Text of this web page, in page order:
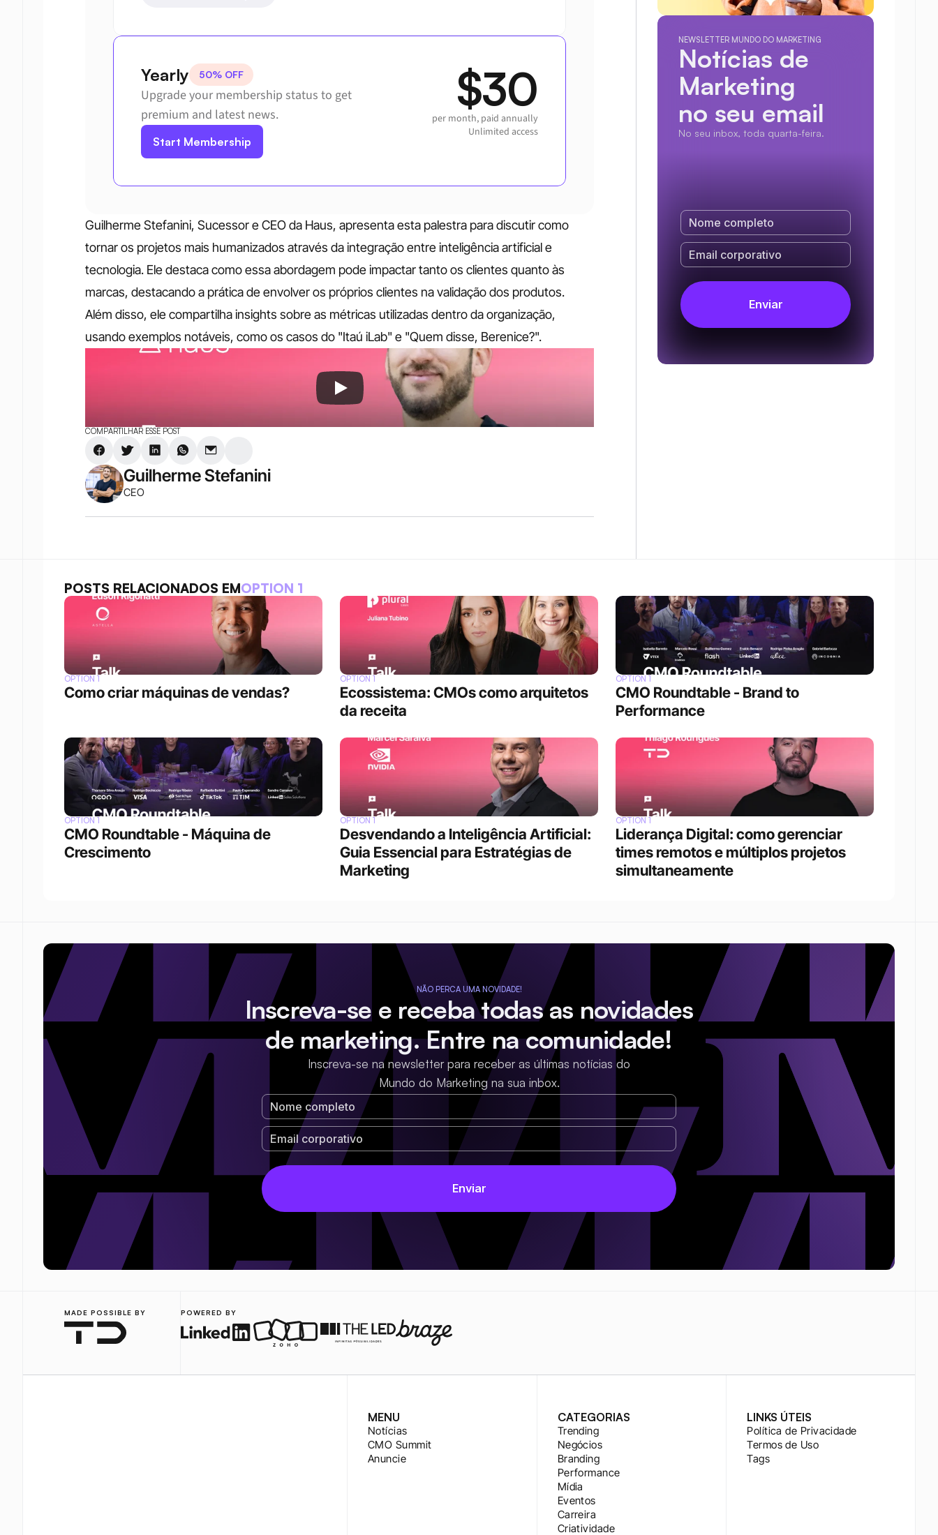
Yearly 50% OFF
Upgrade your membership status to get
premium and latest news.
Start Membership
$30
per month, paid annually
Unlimited access
Guilherme Stefanini, Sucessor e CEO da Haus, apresenta esta palestra para discutir como
tornar os projetos mais humanizados através da integração entre inteligência artificial e
tecnologia. Ele destaca como essa abordagem pode impactar tanto os clientes quanto às
marcas, destacando a prática de envolver os próprios clientes na validação dos produtos.
Além disso, ele compartilha insights sobre as métricas utilizadas dentro da organização,
usando exemplos notáveis, como os casos do "Itaú iLab" e "Quem disse, Berenice?".
COMPARTILHAR ESSE POST
Guilherme Stefanini
CEO
NEWSLETTER MUNDO DO MARKETING
Notícias de
Marketing
no seu email
No seu inbox, toda quarta-feira.
POSTS RELACIONADOS EMOPTION 1
OPTION 1
Como criar máquinas de vendas?
OPTION 1
Ecossistema: CMOs como arquitetos
da receita
OPTION 1
CMO Roundtable - Brand to
Performance
OPTION 1
CMO Roundtable - Máquina de
Crescimento
OPTION 1
Desvendando a Inteligência Artificial:
Guia Essencial para Estratégias de
Marketing
OPTION 1
Liderança Digital: como gerenciar
times remotos e múltiplos projetos
simultaneamente
NÃO PERCA UMA NOVIDADE!
Inscreva-se e receba todas as novidades
de marketing. Entre na comunidade!
Inscreva-se na newsletter para receber as últimas notícias do
Mundo do Marketing na sua inbox.
MADE POSSIBLE BY POWERED BY
MENU
Notícias
CMO Summit
Anuncie
CATEGORIAS
Trending
Negócios
Branding
Performance
Mídia
Eventos
Carreira
Criatividade
LINKS ÚTEIS
Política de Privacidade
Termos de Uso
Tags